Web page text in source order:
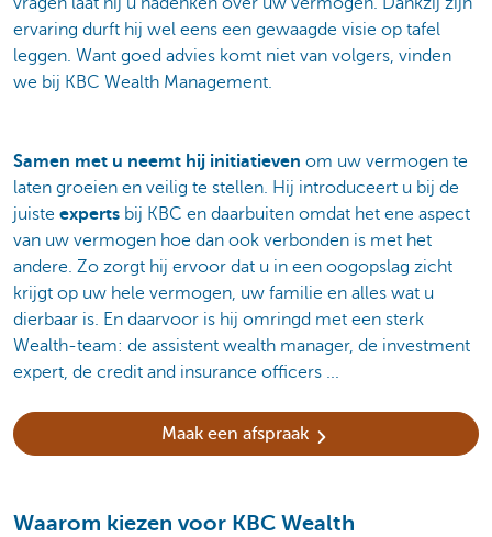
ervaring durft hij wel eens een gewaagde visie op tafel
leggen. Want goed advies komt niet van volgers, vinden
we bij KBC Wealth Management.
Samen met u neemt hij initiatieven om uw vermogen te
laten groeien en veilig te stellen. Hij introduceert u bij de
juiste experts bij KBC en daarbuiten omdat het ene aspect
van uw vermogen hoe dan ook verbonden is met het
andere. Zo zorgt hij ervoor dat u in een oogopslag zicht
krijgt op uw hele vermogen, uw familie en alles wat u
dierbaar is. En daarvoor is hij omringd met een sterk
Wealth-team: de assistent wealth manager, de investment
expert, de credit and insurance officers ...
Maak een afspraak
Waarom kiezen voor KBC Wealth